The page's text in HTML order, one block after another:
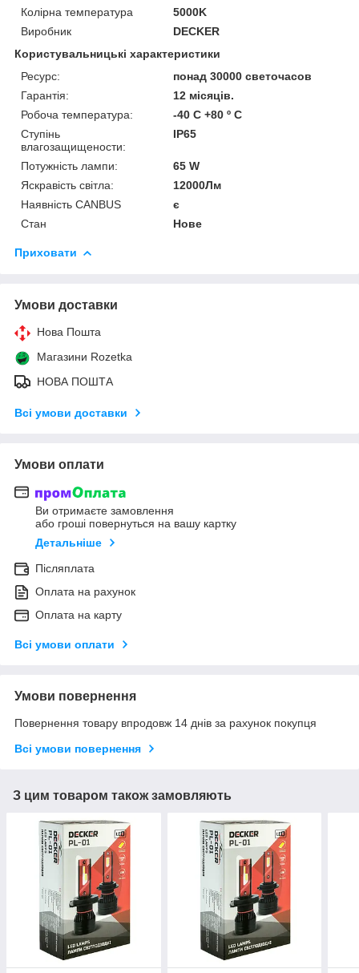
Колірна температура
5000K
Виробник
DECKER
Користувальницькі характеристики
Ресурс:
понад 30000 светочасов
Гарантія:
12 місяців.
Робоча температура:
-40 C +80 º C
Ступінь
влагозащищености:
IP65
Потужність лампи:
65 W
Яскравість світла:
12000Лм
Наявність CANBUS
є
Стан
Нове
Приховати
Умови доставки
Нова Пошта
Магазини Rozetka
НОВА ПОШТА
Всі умови доставки
Умови оплати
Ви отримаєте замовлення
або гроші повернуться на вашу картку
Детальніше
Післяплата
Оплата на рахунок
Оплата на карту
Всі умови оплати
Умови повернення
Повернення товару впродовж 14 днів за рахунок покупця
Всі умови повернення
З цим товаром також замовляють